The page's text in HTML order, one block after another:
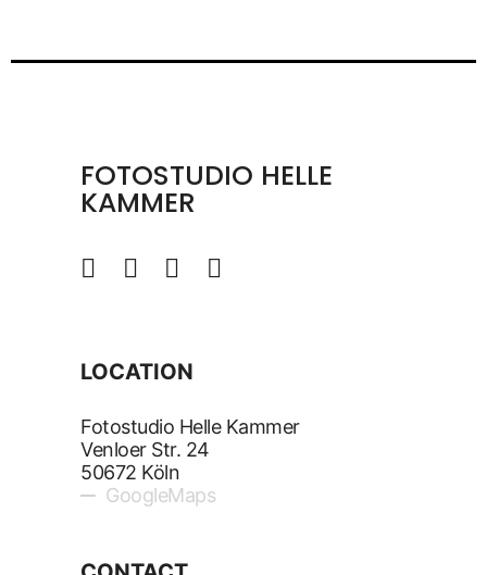
FOTOSTUDIO HELLE
KAMMER
LOCATION
Fotostudio Helle Kammer
Venloer Str. 24
50672 Köln
GoogleMaps